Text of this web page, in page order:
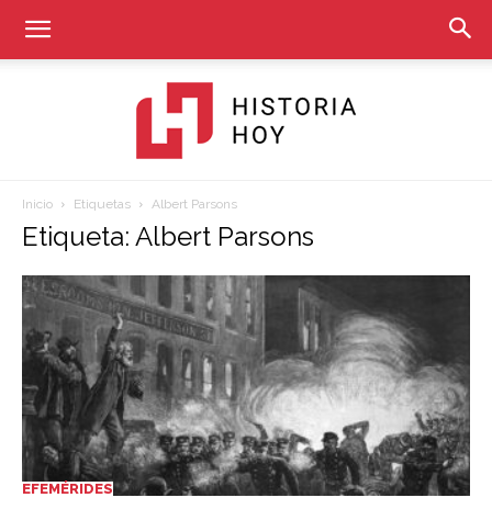
Hoy
Inicio Etiquetas Albert Parsons
Etiqueta: Albert Parsons
EFEMÉRIDES